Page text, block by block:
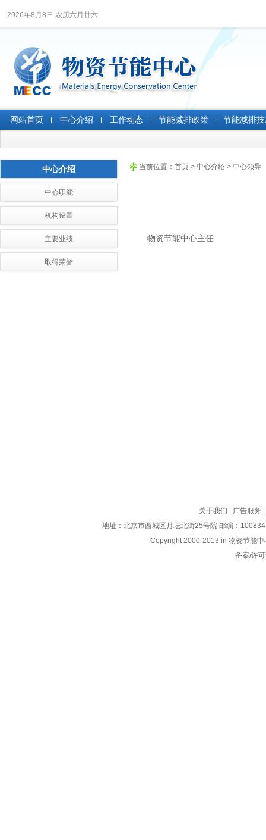
2026年8月8日 农历六月廿六
网站首页 中心介绍 工作动态 节能减排政策 节能减排
中心介绍
中心职能
机构设置
主要业绩
取得荣誉
当前位置： 首页 > 中心介绍 > 中心领导
物资节能中心主任
关于我们 广告服务
地址：北京市西城区月坛北街25号院 邮编：
Copyright 2000-2013 in 物资节能
备案/许